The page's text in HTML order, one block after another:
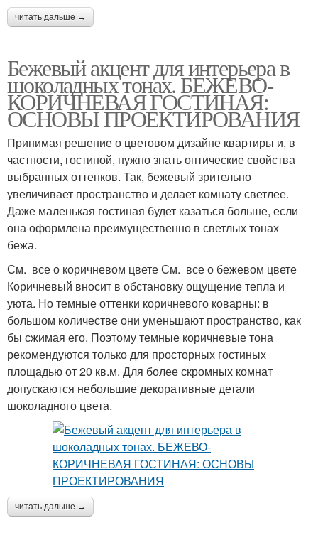
читать дальше →
Бежевый акцент для интерьера в
шоколадных тонах. БЕЖЕВО-
КОРИЧНЕВАЯ ГОСТИНАЯ:
ОСНОВЫ ПРОЕКТИРОВАНИЯ
Принимая решение о цветовом дизайне квартиры и, в
частности, гостиной, нужно знать оптические свойства
выбранных оттенков. Так, бежевый зрительно
увеличивает пространство и делает комнату светлее.
Даже маленькая гостиная будет казаться больше, если
она оформлена преимущественно в светлых тонах
бежа.
См. все о коричневом цвете См. все о бежевом цвете
Коричневый вносит в обстановку ощущение тепла и
уюта. Но темные оттенки коричневого коварны: в
большом количестве они уменьшают пространство, как
бы сжимая его. Поэтому темные коричневые тона
рекомендуются только для просторных гостиных
площадью от 20 кв.м. Для более скромных комнат
допускаются небольшие декоративные детали
шоколадного цвета.
читать дальше →